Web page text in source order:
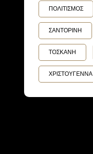
ΠΟΛΙΤΙΣΜΟΣ
ΣΑΝΤΟΡΙΝΗ
ΤΟΣΚΑΝΗ
ΧΡΙΣΤΟΥΓΕΝΝΑ